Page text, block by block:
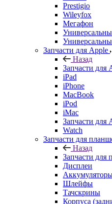
Wileyfox
Мегафон
Запчасти для Apple
Назад
Запчасти для
iPad
iPhone
MacBook
iPod
iMac
Запчасти для
Watch
Запчасти для
Назад
Запчасти для
Дисплеи
Аккумуляторы
Шлейфы
Тачскрины
Корпуса